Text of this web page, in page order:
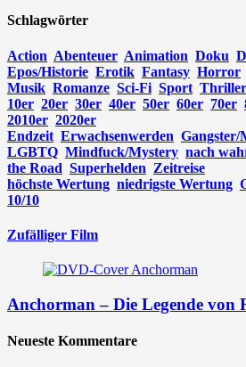
Schlagwörter
Action Abenteuer Animation Doku
Epos/Historie Erotik Fantasy Horror
Musik Romanze Sci-Fi Sport Thriller
10er 20er 30er 40er 50er 60er 70er
2010er 2020er
Endzeit Erwachsenwerden Gangster/
LGBTQ Mindfuck/Mystery nach
the Road Superhelden Zeitreise
höchste Wertung niedrigste Wertung
10/10
Zufälliger Film
Anchorman – Die Legende von
Neueste Kommentare